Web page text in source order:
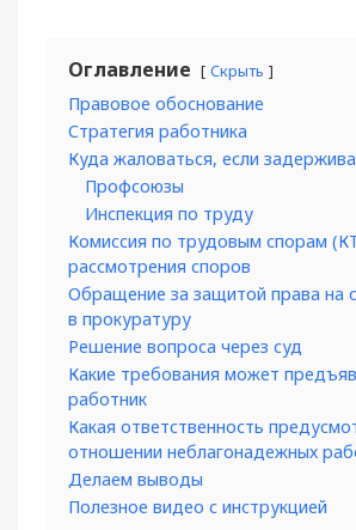
Оглавление Скрыть
Правовое обоснование
Стратегия работника
Куда жаловаться, если
Профсоюзы
Инспекция по труду
Комиссия по трудовым спорам
рассмотрения споров
Обращение за защитой права на
в прокуратуру
Решение вопроса через суд
Какие требования может
работник
Какая ответственность
отношении неблагонадежных
Делаем выводы
Полезное видео с инструкцией